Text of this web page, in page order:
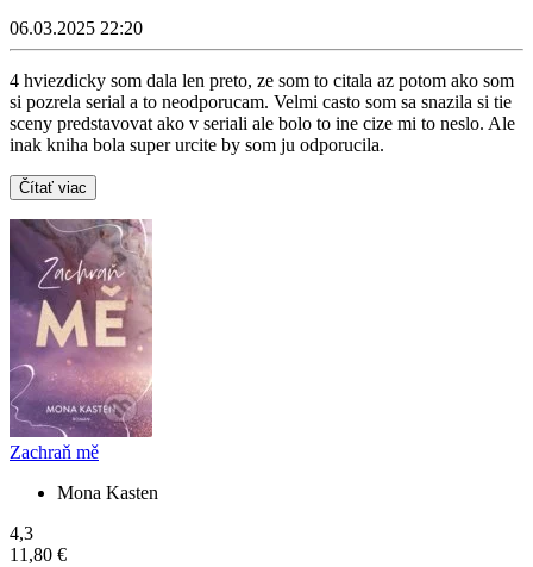
06.03.2025 22:20
4 hviezdicky som dala len preto, ze som to citala az potom ako som
si pozrela serial a to neodporucam. Velmi casto som sa snazila si tie
sceny predstavovat ako v seriali ale bolo to ine cize mi to neslo. Ale
inak kniha bola super urcite by som ju odporucila.
Čítať viac
Zachraň mě
Mona Kasten
4,3
11,80 €